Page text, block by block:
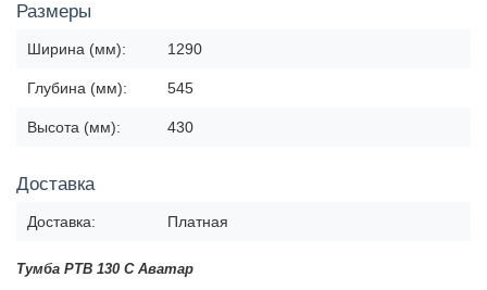
Размеры
Ширина (мм): 1290
Глубина (мм): 545
Высота (мм): 430
Доставка
Доставка: Платная
Тумба РТВ 130 С Аватар